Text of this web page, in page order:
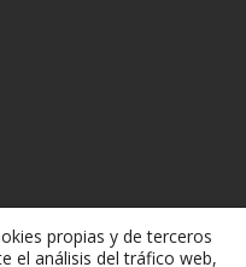
propias y de terceros
el análisis del tráfico web,